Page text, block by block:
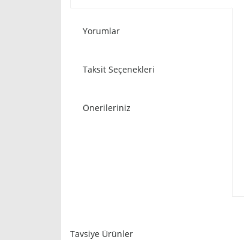
Yorumlar
Taksit Seçenekleri
Önerileriniz
Tavsiye Ürünler